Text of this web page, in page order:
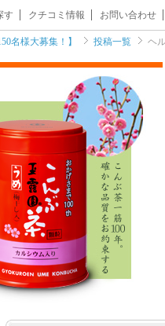
す クチコミ情報 お問い合わせ
名様大募集！】 投稿一覧
ヘ